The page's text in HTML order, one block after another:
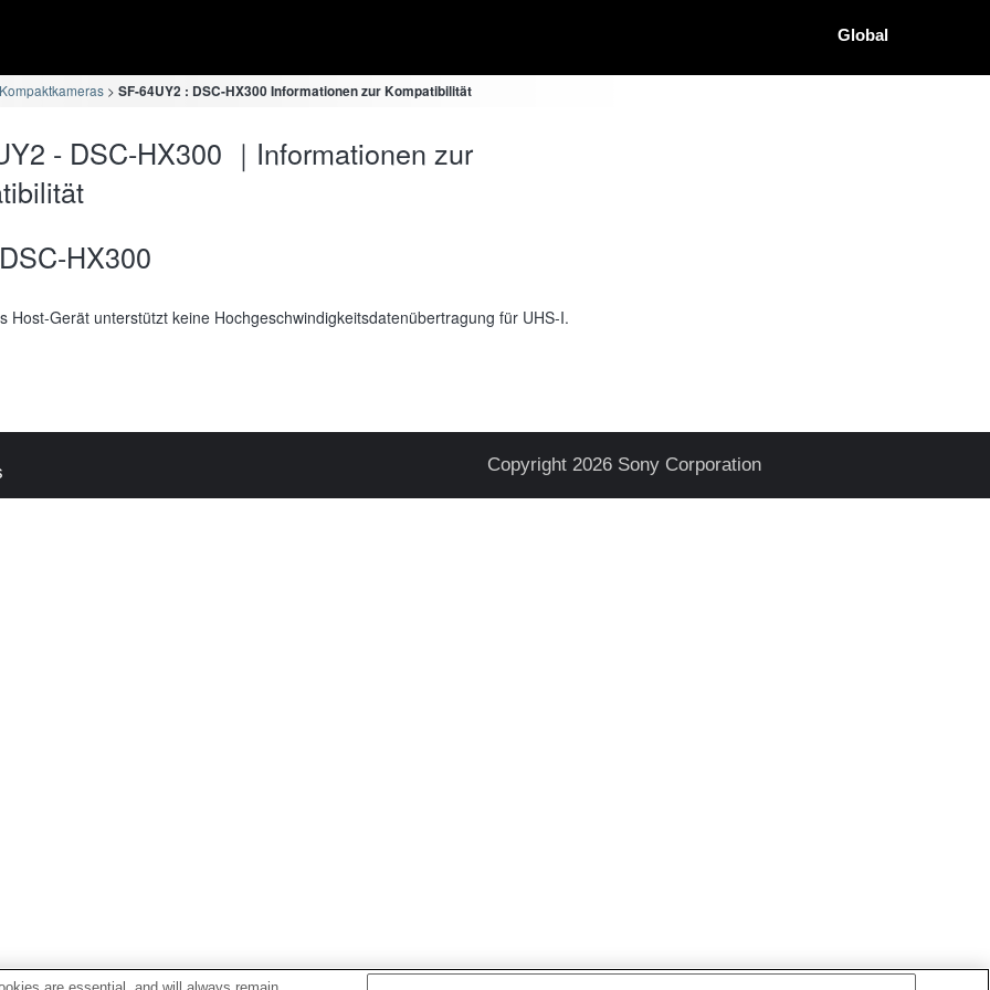
Global
SF-64UY2 : DSC-HX300 Informationen zur Kompatibilität
- DSC-HX300 ｜Informationen zur
DSC-HX300
Host-Gerät unterstützt keine Hochgeschwindigkeitsdatenübertragung für UHS-I.
Copyright 2026 Sony Corporation